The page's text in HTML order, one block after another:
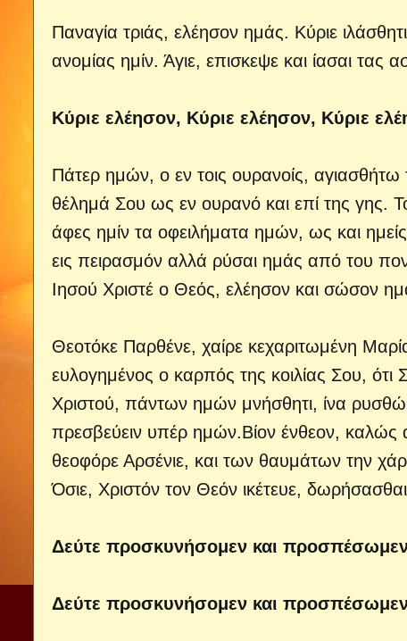
Παναγία τριάς, ελέησον ημάς. Κύριε
ανομίας ημίν. Άγιε, επισκεψε και ίασαι
Κύριε ελέησον, Κύριε ελέησον, Κύριε
Πάτερ ημών, ο εν τοις ουρανοίς,
θέλημά Σου ως εν ουρανό και επί της γης.
άφες ημίν τα οφειλήματα ημών, ως και
εις πειρασμόν αλλά ρύσαι ημάς από του
Ιησού Χριστέ ο Θεός, ελέησον και σώσον
Θεοτόκε Παρθένε, χαίρε κεχαριτωμένη
ευλογημένος ο καρπός της κοιλίας Σου,
Χριστού, πάντων ημών μνήσθητι, ίνα
πρεσβεύειν υπέρ ημών.Βίον ένθεον, καλώς
θεοφόρε Αρσένιε, και των θαυμάτων την
Όσιε, Χριστόν τον Θεόν ικέτευε,
Δεύτε προσκυνήσομεν και
Δεύτε προσκυνήσομεν και